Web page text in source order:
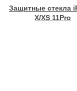
Защитные стекла
X/XS 11Pro